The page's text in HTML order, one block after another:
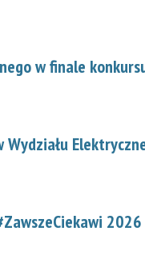
w finale
Wydziału